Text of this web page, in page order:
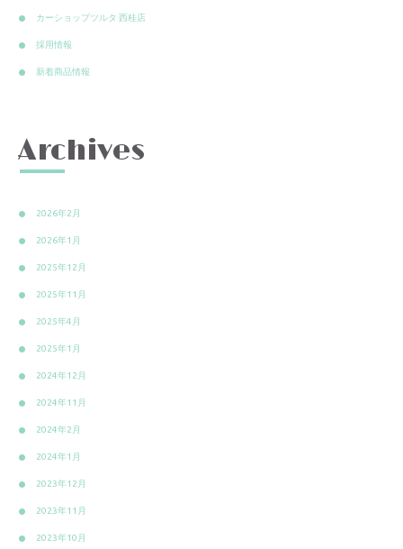
カーショップツルタ 西桂店
採用情報
新着商品情報
Archives
2026年2月
2026年1月
2025年12月
2025年11月
2025年4月
2025年1月
2024年12月
2024年11月
2024年2月
2024年1月
2023年12月
2023年11月
2023年10月